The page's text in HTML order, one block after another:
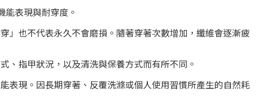
表現與耐穿度。
」也不代表永久不會磨損。隨著穿著次數增加，纖維會逐漸疲
、指甲狀況，以及清洗與保養方式而有所不同。
表現。因長期穿著、反覆洗滌或個人使用習慣所產生的自然耗